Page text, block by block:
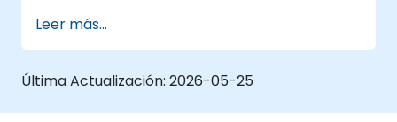
crear contenido atractivo.
Exportar y optimizar vídeos para distintas
plataformas de redes sociales.
Leer más...
Última Actualización: 2026-05-25